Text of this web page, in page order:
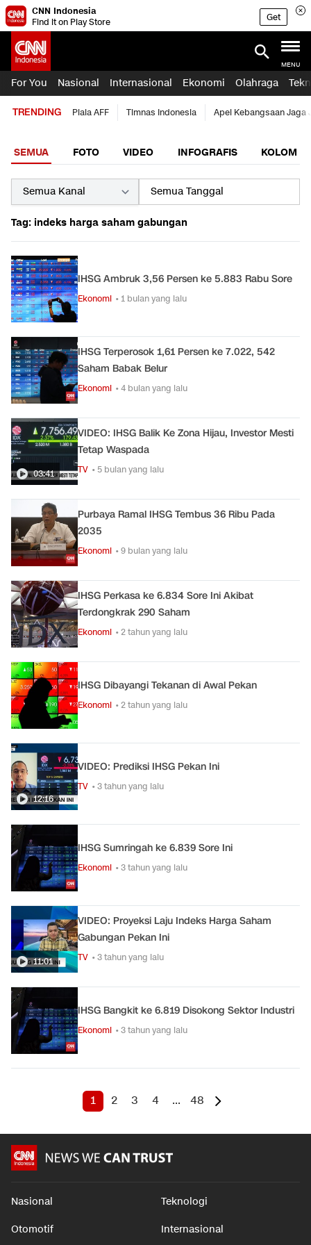
CNN Indonesia
Find it on Play Store
Get
MENU
For You Nasional Internasional Ekonomi Olahraga
TRENDING Piala AFF Timnas Indonesia Apel Kebangsaan Jaga
SEMUA FOTO VIDEO INFOGRAFIS KOLOM
Tag: indeks harga saham gabungan
IHSG Ambruk 3,56 Persen ke 5.883 Rabu Sore
Ekonomi • 1 bulan yang lalu
IHSG Terperosok 1,61 Persen ke 7.022, 542
Saham Babak Belur
Ekonomi • 4 bulan yang lalu
03:41
VIDEO: IHSG Balik Ke Zona Hijau, Investor Mesti
Tetap Waspada
TV • 5 bulan yang lalu
Purbaya Ramal IHSG Tembus 36 Ribu Pada
2035
Ekonomi • 9 bulan yang lalu
IHSG Perkasa ke 6.834 Sore Ini Akibat
Terdongkrak 290 Saham
Ekonomi • 2 tahun yang lalu
IHSG Dibayangi Tekanan di Awal Pekan
Ekonomi • 2 tahun yang lalu
12:16
VIDEO: Prediksi IHSG Pekan Ini
TV • 3 tahun yang lalu
IHSG Sumringah ke 6.839 Sore Ini
Ekonomi • 3 tahun yang lalu
11:01
VIDEO: Proyeksi Laju Indeks Harga Saham
Gabungan Pekan Ini
TV • 3 tahun yang lalu
IHSG Bangkit ke 6.819 Disokong Sektor Industri
Ekonomi • 3 tahun yang lalu
1 2 3 4 ... 48
Nasional Teknologi
Otomotif Internasional